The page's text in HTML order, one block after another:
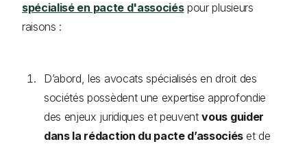
spécialisé en pacte d'associéspour plusieurs
raisons :
D’abord, les avocats spécialisés en droit des
sociétés possèdent une expertise approfondie
des enjeux juridiques et peuventvous guider
dans la rédaction du pacte d’associés et de